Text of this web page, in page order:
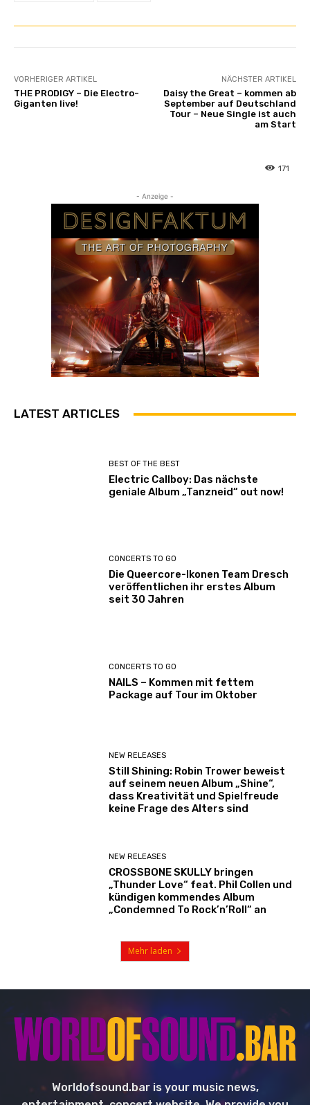
VORHERIGER ARTIKEL
THE PRODIGY – Die Electro-
Giganten live!
NÄCHSTER ARTIKEL
Daisy the Great – kommen ab
September auf Deutschland
Tour – Neue Single ist auch
am Start
171
- Anzeige -
LATEST ARTICLES
BEST OF THE BEST
Electric Callboy: Das nächste
geniale Album „Tanzneid“ out now!
CONCERTS TO GO
Die Queercore-Ikonen Team Dresch
veröffentlichen ihr erstes Album
seit 30 Jahren
CONCERTS TO GO
NAILS – Kommen mit fettem
Package auf Tour im Oktober
NEW RELEASES
Still Shining: Robin Trower beweist
auf seinem neuen Album „Shine“,
dass Kreativität und Spielfreude
keine Frage des Alters sind
NEW RELEASES
CROSSBONE SKULLY bringen
„Thunder Love“ feat. Phil Collen und
kündigen kommendes Album
„Condemned To Rock’n’Roll“ an
Mehr laden
Worldofsound.bar is your music news,